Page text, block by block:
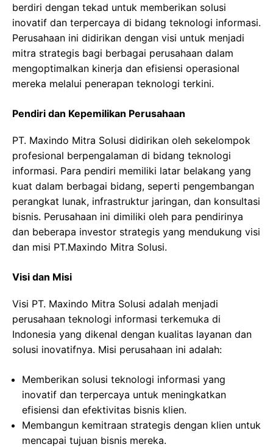
berdiri dengan tekad untuk memberikan solusi
inovatif dan terpercaya di bidang teknologi informasi.
Perusahaan ini didirikan dengan visi untuk menjadi
mitra strategis bagi berbagai perusahaan dalam
mengoptimalkan kinerja dan efisiensi operasional
mereka melalui penerapan teknologi terkini.
Pendiri dan Kepemilikan Perusahaan
PT. Maxindo Mitra Solusi didirikan oleh sekelompok
profesional berpengalaman di bidang teknologi
informasi. Para pendiri memiliki latar belakang yang
kuat dalam berbagai bidang, seperti pengembangan
perangkat lunak, infrastruktur jaringan, dan konsultasi
bisnis. Perusahaan ini dimiliki oleh para pendirinya
dan beberapa investor strategis yang mendukung visi
dan misi PT.Maxindo Mitra Solusi.
Visi dan Misi
Visi PT. Maxindo Mitra Solusi adalah menjadi
perusahaan teknologi informasi terkemuka di
Indonesia yang dikenal dengan kualitas layanan dan
solusi inovatifnya. Misi perusahaan ini adalah:
Memberikan solusi teknologi informasi yang
inovatif dan terpercaya untuk meningkatkan
efisiensi dan efektivitas bisnis klien.
Membangun kemitraan strategis dengan klien untuk
mencapai tujuan bisnis mereka.